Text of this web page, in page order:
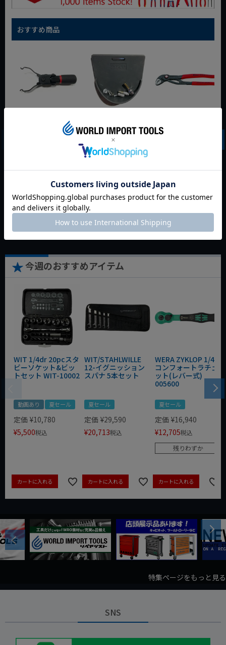
おすすめ商品
WIT マルチアングル
クィックツール CL-
6,248
¥4,373税込
ルマット ブラック
定価 ¥0
¥ 3,465税込
カートに入れる
クイックセット
8721-250 KNIPEX
定価 ¥9,350
¥6,545税込
カートに入れる
今週のおすすめアイテム
WIT 1/4dr 20pcスタ
ビーソケット&ビッ
トセット WIT-10002
動画あり 夏セール
定価 ¥10,780
¥5,500税込
カートに入れる
WIT/STAHLWILLE
12-イグニッション
スパナ 5本セット
夏セール
定価 ¥29,590
¥20,713税込
カートに入れる
WERA ZYKLOP 1/4"
コンフォートラチェ
ット(レバー式)
005600
夏セール
定価 ¥16,940
¥12,705税込
残りわずか
カートに入れる
Previous
Next
特集ページをもっと見る
SNS